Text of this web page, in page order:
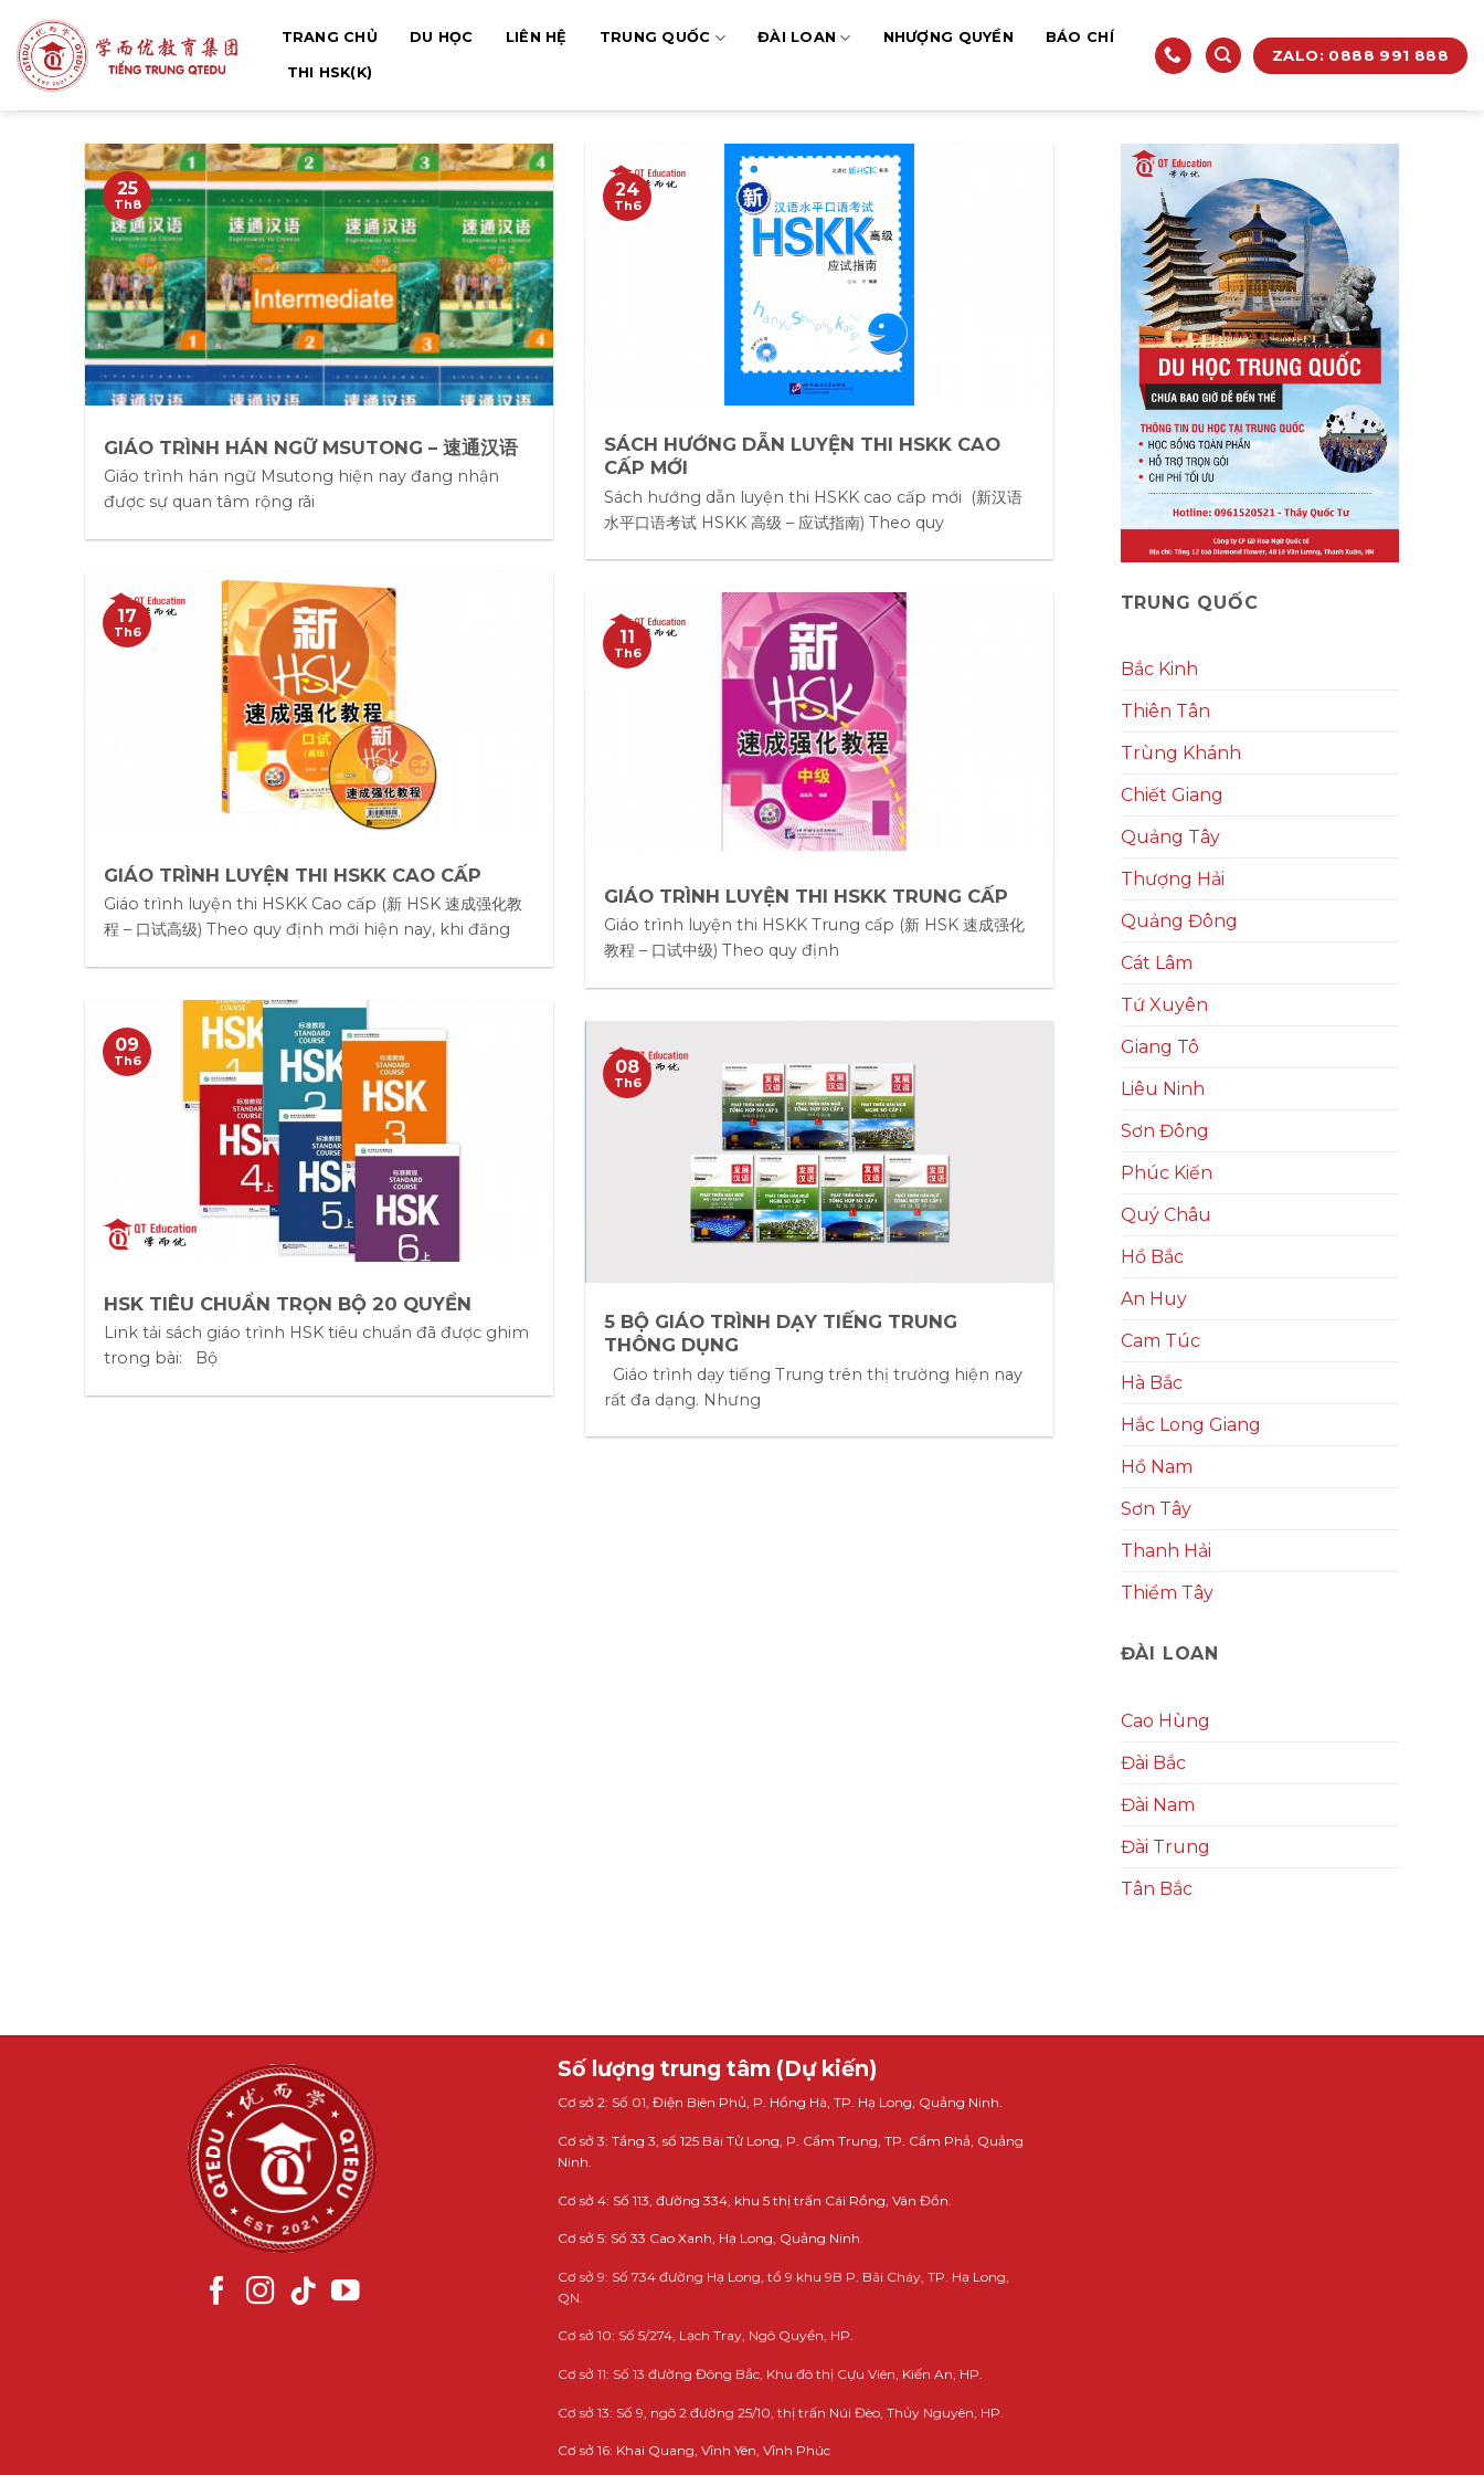
qua
nội
dung
TRANG CHỦ DU HỌC LIÊN HỆ TRUNG QUỐC ĐÀI LOAN NHƯỢNG QUYỀN BÁO CHÍ
THI HSK(K)
ZALO: 0888 991 888
GIÁO TRÌNH HÁN NGỮ MSUTONG – 速通汉语
Giáo trình hán ngữ Msutong hiện nay đang nhận
được sự quan tâm rộng rãi
25
Th8
SÁCH HƯỚNG DẪN LUYỆN THI HSKK CAO
CẤP MỚI
Sách hướng dẫn luyện thi HSKK cao cấp mới (新汉语
水平口语考试 HSKK 高级 – 应试指南) Theo quy
24
Th6
GIÁO TRÌNH LUYỆN THI HSKK CAO CẤP
Giáo trình luyện thi HSKK Cao cấp (新 HSK 速成强化教
程 – 口试高级) Theo quy định mới hiện nay, khi đăng
17
Th6
GIÁO TRÌNH LUYỆN THI HSKK TRUNG CẤP
Giáo trình luyện thi HSKK Trung cấp (新 HSK 速成强化
教程 – 口试中级) Theo quy định
11
Th6
HSK TIÊU CHUẨN TRỌN BỘ 20 QUYỂN
Link tải sách giáo trình HSK tiêu chuẩn đã được ghim
trong bài: Bộ
09
Th6
5 BỘ GIÁO TRÌNH DẠY TIẾNG TRUNG
THÔNG DỤNG
Giáo trình dạy tiếng Trung trên thị trường hiện nay
rất đa dạng. Nhưng
08
Th6
TRUNG QUỐC
Bắc Kinh
Thiên Tân
Trùng Khánh
Chiết Giang
Quảng Tây
Thượng Hải
Quảng Đông
Cát Lâm
Tứ Xuyên
Giang Tô
Liêu Ninh
Sơn Đông
Phúc Kiến
Quý Châu
Hồ Bắc
An Huy
Cam Túc
Hà Bắc
Hắc Long Giang
Hồ Nam
Sơn Tây
Thanh Hải
Thiểm Tây
ĐÀI LOAN
Cao Hùng
Đài Bắc
Đài Nam
Đài Trung
Tân Bắc
Số lượng trung tâm (Dự kiến)
Cơ sở 2: Số 01, Điện Biên Phủ, P. Hồng Hà, TP. Hạ Long, Quảng Ninh.
Cơ sở 3: Tầng 3, số 125 Bái Tử Long, P. Cẩm Trung, TP. Cẩm Phả, Quảng
Ninh.
Cơ sở 4: Số 113, đường 334, khu 5 thị trấn Cái Rồng, Vân Đồn.
Cơ sở 5: Số 33 Cao Xanh, Hạ Long, Quảng Ninh.
Cơ sở 9: Số 734 đường Hạ Long, tổ 9 khu 9B P. Bãi Cháy, TP. Hạ Long,
QN.
Cơ sở 10: Số 5/274, Lạch Tray, Ngô Quyền, HP.
Cơ sở 11: Số 13 đường Đông Bắc, Khu đô thị Cựu Viên, Kiến An, HP.
Cơ sở 13: Số 9, ngõ 2 đường 25/10, thị trấn Núi Đèo, Thủy Nguyên, HP.
Cơ sở 16: Khai Quang, Vĩnh Yên, Vĩnh Phúc